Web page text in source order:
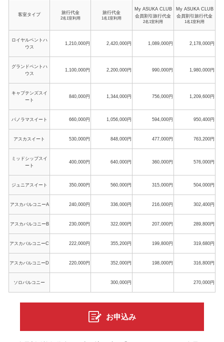
客室タイプ 旅行代金
2名1室利用
旅行代金
1名1室利用
My ASUKA CLUB
会員割引旅行代金
2名1室利用
My ASUKA CLUB
会員割引旅行代金
1名1室利用
ロイヤルペントハ
ウス
1,210,000円 2,420,000円 1,089,000円 2,178,000円
グランドペントハ
ウス
1,100,000円 2,200,000円 990,000円 1,980,000円
キャプテンズスイ
ート
840,000円 1,344,000円 756,000円 1,209,600円
パノラマスイート 660,000円 1,056,000円 594,000円 950,400円
アスカスイート 530,000円 848,000円 477,000円 763,200円
ミッドシップスイ
ート
400,000円 640,000円 360,000円 576,000円
ジュニアスイート 350,000円 560,000円 315,000円 504,000円
アスカバルコニーA 240,000円 336,000円 216,000円 302,400円
アスカバルコニーB 230,000円 322,000円 207,000円 289,800円
アスカバルコニーC 222,000円 355,200円 199,800円 319,680円
アスカバルコニーD 220,000円 352,000円 198,000円 316,800円
ソロバルコニー 300,000円 270,000円
お申込み